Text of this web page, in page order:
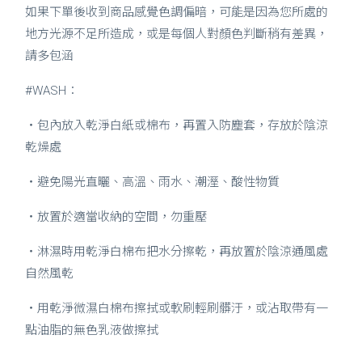
如果下單後收到商品感覺色調偏暗，可能是因為您所處的
地方光源不足所造成，或是每個人對顏色判斷稍有差異，
請多包涵
#WASH：
・包內放入乾淨白紙或棉布，再置入防塵套，存放於陰涼
乾燥處
・避免陽光直曬、高溫、雨水、潮溼、酸性物質
・放置於適當收納的空間，勿重壓
・淋濕時用乾淨白棉布把水分擦乾，再放置於陰涼通風處
自然風乾
・用乾淨微濕白棉布擦拭或軟刷輕刷髒汙，或沾取帶有一
點油脂的無色乳液做擦拭